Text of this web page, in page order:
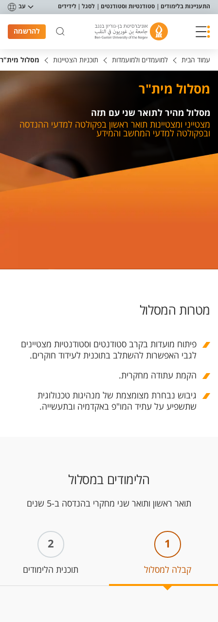
תפריט נגישות
התעניינות בלימודים סטודנטיות וסטודנטים לסגל לידידים עב
להרשמה
עמוד הבית למועמדים ולמועמדות תוכניות הצטיינות מסלול מית"ר
מסלול מית"ר
מסלול מהיר לתואר שני עם תזה
מצטייני ומצטיינות תואר ראשון בפקולטה למדעי ההנדסה
ובפקולטה למדעי המחשב והמידע
מטרות המסלול
פיתוח מועדות בקרב סטודנטים וסטודנטיות מצטיינים
לגבי האפשרות להשתלב בתוכנית לעידוד חוקרים.
הקמת עתודה מחקרית.
גיבוש נבחרת מצומצמת של מנהיגות טכנולוגית
שתשפיע על עתיד המו"פ באקדמיה ובתעשייה.
הלימודים במסלול
תואר ראשון ותואר שני מחקרי בהנדסה ב-5 שנים
1
קבלה למסלול
2
תוכנית הלימודים